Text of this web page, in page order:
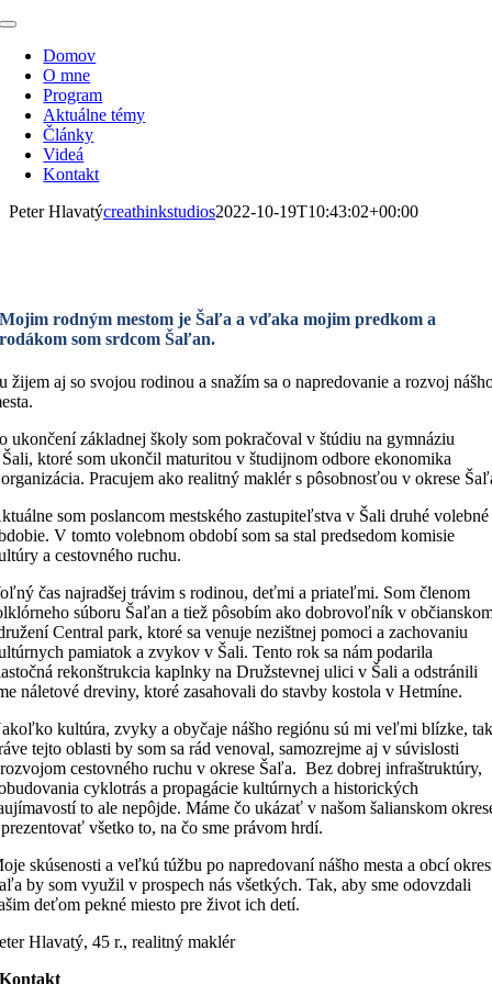
Skip
content
Toggle
NavigationDomov
O mne
Program
Aktuálne témy
Články
Videá
Kontakt
Peter Hlavatýcreathinkstudios2022-10-19T10:43:02+00:00
Mojim rodným mestom je Šaľa a vďaka mojim predkom a
rodákom som srdcom Šaľan.
žijem aj so svojou rodinou a snažím sa o napredovanie a rozvoj
ukončení základnej školy som pokračoval v štúdiu na gymnáziu
ktoré som ukončil maturitou v študijnom odbore ekonomika
Pracujem ako realitný maklér s pôsobnosťou v okrese
som poslancom mestského zastupiteľstva v Šali druhé volebné
V tomto volebnom období som sa stal predsedom komisie
a cestovného ruchu.
čas najradšej trávim s rodinou, deťmi a priateľmi. Som členom
súboru Šaľan a tiež pôsobím ako dobrovoľník v
Central park, ktoré sa venuje nezištnej pomoci a zachovaniu
pamiatok a zvykov v Šali. Tento rok sa nám podarila
rekonštrukcia kaplnky na Družstevnej ulici v Šali a odstránili
náletové dreviny, ktoré zasahovali do stavby kostola v Hetmíne.
kultúra, zvyky a obyčaje nášho regiónu sú mi veľmi blízke,
tejto oblasti by som sa rád venoval, samozrejme aj v súvislosti
cestovného ruchu v okrese Šaľa. Bez dobrej infraštruktúry,
cyklotrás a propagácie kultúrnych a historických
to ale nepôjde. Máme čo ukázať v našom šalianskom
všetko to, na čo sme právom hrdí.
skúsenosti a veľkú túžbu po napredovaní nášho mesta a obcí
by som využil v prospech nás všetkých. Tak, aby sme odovzdali
deťom pekné miesto pre život ich detí.
Hlavatý, 45 r., realitný maklér
Kontakt